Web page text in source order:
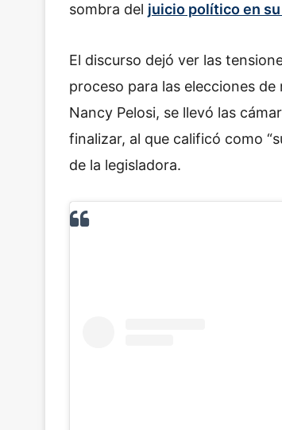
sombra del juicio político en
El discurso dejó ver las
proceso para las elecciones
Nancy Pelosi, se llevó las
finalizar, al que calificó como
de la legisladora.